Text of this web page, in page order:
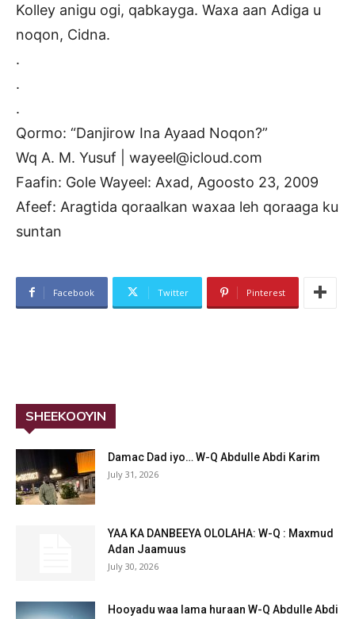
Kolley anigu ogi, qabkayga. Waxa aan Adiga u
noqon, Cidna.
.
.
.
Qormo: “Danjirow Ina Ayaad Noqon?”
Wq A. M. Yusuf | wayeel@icloud.com
Faafin: Gole Wayeel: Axad, Agoosto 23, 2009
Afeef: Aragtida qoraalkan waxaa leh qoraaga ku
suntan
Facebook Twitter Pinterest
SHEEKOOYIN
Damac Dad iyo… W-Q Abdulle Abdi Karim
July 31, 2026
YAA KA DANBEEYA OLOLAHA: W-Q : Maxmud
Adan Jaamuus
July 30, 2026
Hooyadu waa lama huraan W-Q Abdulle Abdi